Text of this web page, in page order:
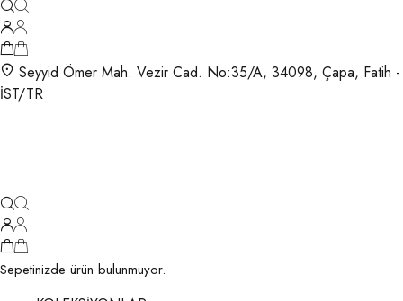
Seyyid Ömer Mah. Vezir Cad. No:35/A, 34098, Çapa, Fatih -
İST/TR
Sepetinizde ürün bulunmuyor.